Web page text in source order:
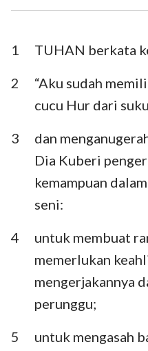
Ezra
Ester
Mazmur
Pengkhotbah
Yesaya
Ratapan
Daniel
Obaja
Mikha
1
TUHAN berkata
2
“Aku sudah
cucu Hur dari suku
3
dan
Dia Kuberi
kemampuan
seni:
4
untuk membuat
memerlukan
mengerjakannya
perunggu;
5
untuk mengasah